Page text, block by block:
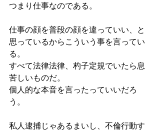
つまり仕事なのである。
仕事の顔を普段の顔を違っていい、と
思っているからこういう事を言ってい
る。
すべて法律法律、杓子定規でいたら息
苦しいものだ。
個人的な本音を言ったっていいだろ
う。
私人逮捕じゃあるまいし、不倫行動す